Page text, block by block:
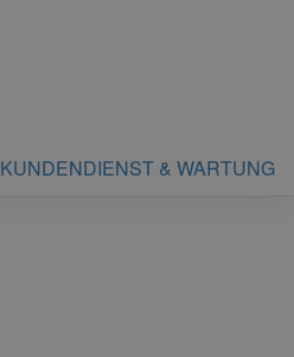
KUNDENDIENST & WARTUNG